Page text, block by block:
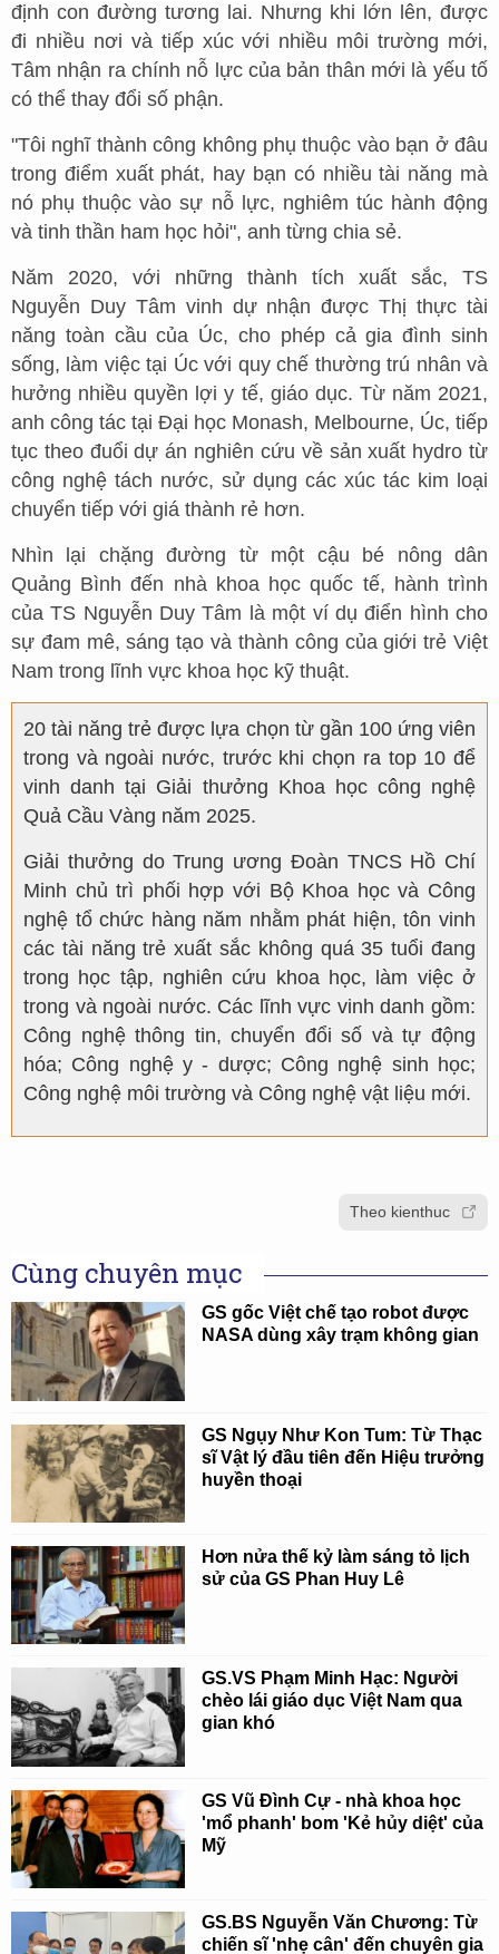
định con đường tương lai. Nhưng khi lớn lên, được
đi nhiều nơi và tiếp xúc với nhiều môi trường mới,
Tâm nhận ra chính nỗ lực của bản thân mới là yếu tố
có thể thay đổi số phận.
"Tôi nghĩ thành công không phụ thuộc vào bạn ở đâu
trong điểm xuất phát, hay bạn có nhiều tài năng mà
nó phụ thuộc vào sự nỗ lực, nghiêm túc hành động
và tinh thần ham học hỏi", anh từng chia sẻ.
Năm 2020, với những thành tích xuất sắc, TS
Nguyễn Duy Tâm vinh dự nhận được Thị thực tài
năng toàn cầu của Úc, cho phép cả gia đình sinh
sống, làm việc tại Úc với quy chế thường trú nhân và
hưởng nhiều quyền lợi y tế, giáo dục. Từ năm 2021,
anh công tác tại Đại học Monash, Melbourne, Úc, tiếp
tục theo đuổi dự án nghiên cứu về sản xuất hydro từ
công nghệ tách nước, sử dụng các xúc tác kim loại
chuyển tiếp với giá thành rẻ hơn.
Nhìn lại chặng đường từ một cậu bé nông dân
Quảng Bình đến nhà khoa học quốc tế, hành trình
của TS Nguyễn Duy Tâm là một ví dụ điển hình cho
sự đam mê, sáng tạo và thành công của giới trẻ Việt
Nam trong lĩnh vực khoa học kỹ thuật.
20 tài năng trẻ được lựa chọn từ gần 100 ứng viên
trong và ngoài nước, trước khi chọn ra top 10 để
vinh danh tại Giải thưởng Khoa học công nghệ
Quả Cầu Vàng năm 2025.
Giải thưởng do Trung ương Đoàn TNCS Hồ Chí
Minh chủ trì phối hợp với Bộ Khoa học và Công
nghệ tổ chức hàng năm nhằm phát hiện, tôn vinh
các tài năng trẻ xuất sắc không quá 35 tuổi đang
trong học tập, nghiên cứu khoa học, làm việc ở
trong và ngoài nước. Các lĩnh vực vinh danh gồm:
Công nghệ thông tin, chuyển đổi số và tự động
hóa; Công nghệ y - dược; Công nghệ sinh học;
Công nghệ môi trường và Công nghệ vật liệu mới.
Theo kienthuc
Cùng chuyên mục
GS gốc Việt chế tạo robot được
NASA dùng xây trạm không gian
GS Ngụy Như Kon Tum: Từ Thạc
sĩ Vật lý đầu tiên đến Hiệu trưởng
huyền thoại
Hơn nửa thế kỷ làm sáng tỏ lịch
sử của GS Phan Huy Lê
GS.VS Phạm Minh Hạc: Người
chèo lái giáo dục Việt Nam qua
gian khó
GS Vũ Đình Cự - nhà khoa học
'mổ phanh' bom 'Kẻ hủy diệt' của
Mỹ
GS.BS Nguyễn Văn Chương: Từ
chiến sĩ 'nhẹ cân' đến chuyên gia